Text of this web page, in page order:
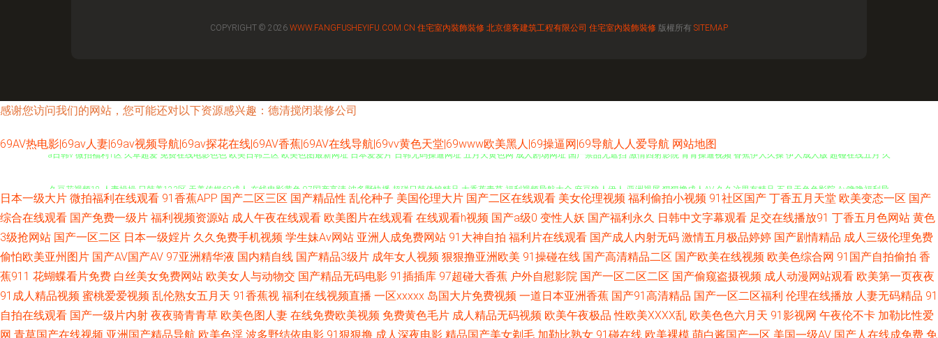
COPYRIGHT © 2026 WWW.FANGFUSHEYIFU.COM.CN 住宅室內裝飾裝修 北京億客建筑工程有限公司 住宅室內裝飾裝修 版權所有 SITEMAP
感谢您访问我们的网站，您可能还对以下资源感兴趣：德清搅闭装修公司
69AV热电影|69av人妻|69av视频导航|69av探花在线|69AV香蕉|69AV在线导航|69vv黄色天堂|69www欧美黑人|69操逼网|69导航人人爱导航 网站地图
a日韩v 微拍福利1区 久草超爱 免费在线电影色色 欧美日韩三区 欧美色图最新网址 日本爱爱片 日韩无码操逼网址 五月天黄色网 成人剧场网址 国产禁品无遮挡 激情四射影院 青青操逼视频 香蕉伊人久操 伊人成人版 超碰在线五月 久
航 韩国福利社 久久精品妻 三级片入口 91深夜视频 超碰豆花91 豆花官网免费入口 午夜婷婷激情 在线色ab 超碰青娱乐奇米 东京热AV无码 九一成人午夜 久草福利站 www艹 国内视频在线导航 性爱福利社 大香蕉伊人久久 久久精品
黄色的视频网站 手机在线有码A片 91网址在线 玖玖av资源 伊人久久超碰 中文字幕的91 宅女福利导航 福利导航第一站 国产精品白 九九国产精品视频 最新资源AV 91校花宝儿在线 www亚洲成人 超碰亚洲免费 国产午夜精华桃色 九
九国模色图 狼人综合婷婷五月 免费在线电影色色 四虎影城库 亚洲爱爱爱含羞草 伊人老婆大香蕉 1024微拍 91熟女爱爱 大香蕉操逼网站 国产精品第5页 黄色精品免费 久草作爱 日韩AV资源网 网站黄αva 亚洲操逼艺术 91狼友网操操
日本一级大片 微拍福利在线观看 91香蕉APP 国产二区三区 国产精品性 乱伦种子 美国伦理大片 国产二区在线观看 美女伦理视频 福利偷拍小视频 91社区国产 丁香五月天堂 欧美变态一区 国产
综合在线观看 国产免费一级片 福利视频资源站 成人午夜在线观看 欧美图片在线观看 在线观看h视频 国产a级0 变性人妖 国产福利永久 日韩中文字幕观看 足交在线播放91 丁香五月色网站 黄色
3级抢网站 国产一区二区 日本一级婬片 久久免费手机视频 学生妹Av网站 亚洲人成免费网站 91大神自拍 福利片在线观看 国产成人内射无码 激情五月极品婷婷 国产剧情精品 成人三级伦理免费
偷怕欧美亚州图片 国产AV国产AV 97亚洲精华液 国内精自线 国产精品3级片 成年女人视频 狠狠撸亚洲欧美 91操碰在线 国产高清精品二区 国产欧美在线视频 欧美色综合网 91国产自拍偷拍 香
蕉911 花蝴蝶看片免费 白丝美女免费网站 欧美女人与动物交 国产精品无码电影 91插插库 97超碰大香蕉 户外自慰影院 国产一区二区二区 国产偷窥盗摄视频 成人动漫网站观看 欧美第一页夜夜
91成人精品视频 蜜桃爱爱视频 乱伦熟女五月天 91香蕉视 福利在线视频直播 一区xxxxx 岛国大片免费视频 一道日本亚洲香蕉 国产91高清精品 国产一区二区福利 伦理在线播放 人妻无码精品 91
自拍在线观看 国产一级片内射 夜夜骑青青草 欧美色图人妻 在线免费欧美视频 免费黄色毛片 成人精品无码视频 欧美午夜极品 性欧美ⅩⅩⅩⅩ乱 欧美色色六月天 91影视网 午夜伦不卡 加勒比性爱
网 青草国产在线视频 亚洲国产精品导航 欧美色淫 波多野结依电影 91狠狠撸 成人深夜电影 精品国产美女剃毛 加勒比熟女 91碰在线 欧美裸模 萌白酱国产一区 美国一级AV 国产人在线成免费 免